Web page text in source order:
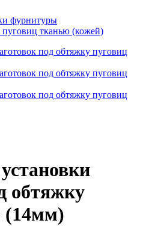
фурнитуры
тканью (кожей)
обтяжку
(14мм)